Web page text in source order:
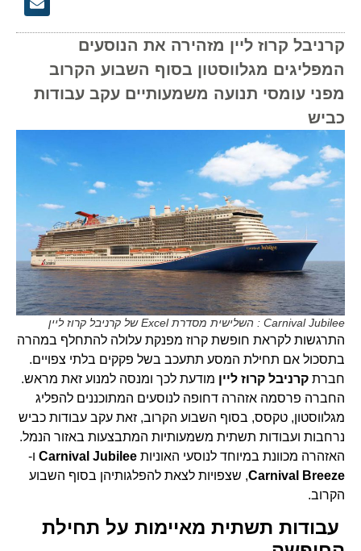
קרניבל קרוז ליין מזהירה את הנוסעים
המפליגים מגלווסטון בסוף השבוע הקרוב
מפני עומסי תנועה משמעותיים עקב עבודות
כביש
Carnival Jubilee : השלישית מסדרת Excel של קרניבל קרוז ליין
התרגשות לקראת חופשת קרוז מפנקת עלולה להתחלף במהרה
בתסכול אם תחילת המסע תתעכב בשל פקקים בלתי צפויים.
חברת קרניבל קרוז ליין מודעת לכך ומנסה למנוע זאת מראש.
החברה פרסמה אזהרה דחופה לנוסעים המתוכננים להפליג
מגלווסטון, טקסס, בסוף השבוע הקרוב, זאת עקב עבודות כביש
נרחבות ועבודות תשתית משמעותיות המתבצעות באזור הנמל.
האזהרה מכוונת במיוחד לנוסעי האוניות Carnival Jubilee ו-
Carnival Breeze, שצפויות לצאת להפלגותיהן בסוף השבוע
הקרוב.
עבודות תשתית מאיימות על תחילת